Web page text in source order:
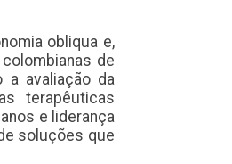
obliqua e,
de
a avaliação da
terapêuticas
e liderança
soluções que